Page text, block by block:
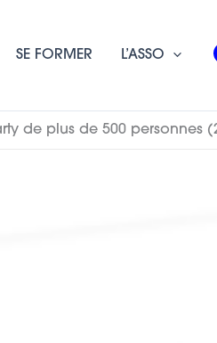
SE FORMER L’ASSO
de plus de 500 personnes